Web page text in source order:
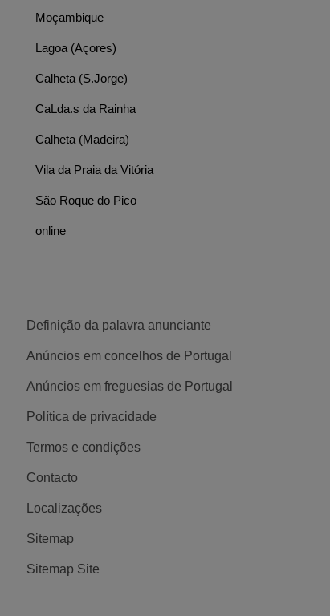
Moçambique
Lagoa (Açores)
Calheta (S.Jorge)
CaLda.s da Rainha
Calheta (Madeira)
Vila da Praia da Vitória
São Roque do Pico
online
Definição da palavra anunciante
Anúncios em concelhos de Portugal
Anúncios em freguesias de Portugal
Política de privacidade
Termos e condições
Contacto
Localizações
Sitemap
Sitemap Site